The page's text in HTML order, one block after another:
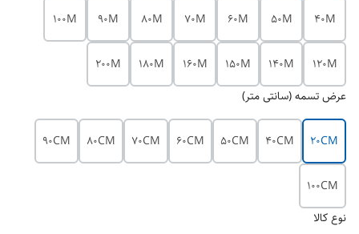
40M
50M
60M
70M
80M
90M
100M
120M
140M
150M
160M
180M
200M
عرض تسمه (سانتی متر)
20CM
40CM
50CM
60CM
70CM
80CM
90CM
100CM
نوع کالا